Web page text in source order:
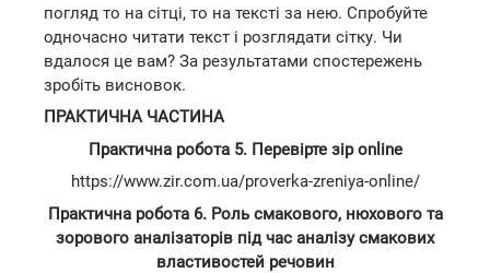
погляд то на сітці, то на тексті за нею. Спробуйте
одночасно читати текст і розглядати сітку. Чи
вдалося це вам? За результатами спостережень
зробіть висновок.
ПРАКТИЧНА ЧАСТИНА
Практична робота 5. Перевірте зір online
https://www.zir.com.ua/proverka-zreniya-online/
Практична робота 6. Роль смакового, нюхового та
зорового аналізаторів під час аналізу смакових
властивостей речовин